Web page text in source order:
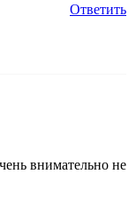
Ответить
внимательно не